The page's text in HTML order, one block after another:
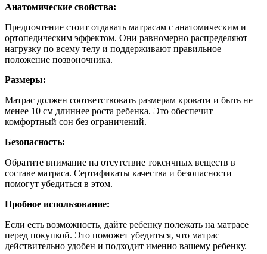
Анатомические свойства:
Предпочтение стоит отдавать матрасам с анатомическим и
ортопедическим эффектом. Они равномерно распределяют
нагрузку по всему телу и поддерживают правильное
положение позвоночника.
Размеры:
Матрас должен соответствовать размерам кровати и быть не
менее 10 см длиннее роста ребенка. Это обеспечит
комфортный сон без ограничений.
Безопасность:
Обратите внимание на отсутствие токсичных веществ в
составе матраса. Сертификаты качества и безопасности
помогут убедиться в этом.
Пробное использование:
Если есть возможность, дайте ребенку полежать на матрасе
перед покупкой. Это поможет убедиться, что матрас
действительно удобен и подходит именно вашему ребенку.